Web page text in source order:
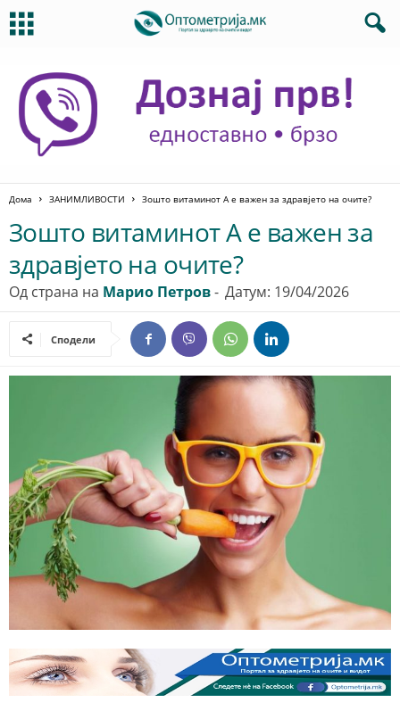
Дома ЗАНИМЛИВОСТИ Зошто витаминот А е важен за здравјето на очите?
Зошто витаминот А е важен за
здравјето на очите?
Од страна на Марио Петров- Датум: 19/04/2026
Сподели